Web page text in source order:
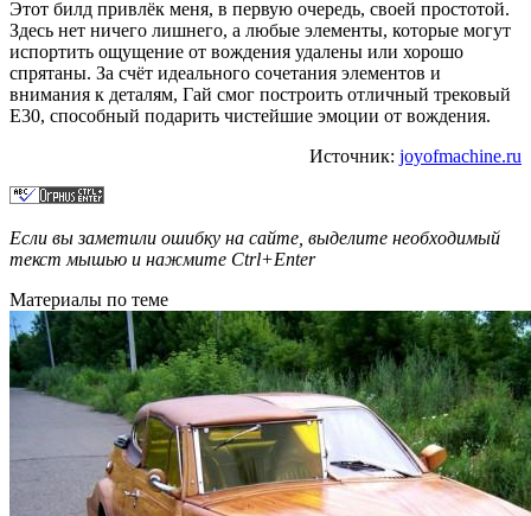
Этот билд привлёк меня, в первую очередь, своей простотой.
Здесь нет ничего лишнего, а любые элементы, которые могут
испортить ощущение от вождения удалены или хорошо
спрятаны. За счёт идеального сочетания элементов и
внимания к деталям, Гай смог построить отличный трековый
Е30, способный подарить чистейшие эмоции от вождения.
Источник: joyofmachine.ru
Если вы заметили ошибку на сайте, выделите необходимый
текст мышью и нажмите Ctrl+Enter
Материалы по теме